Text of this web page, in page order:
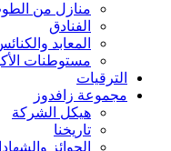
منازل من
الفنادق
المعابد
مستوطنات
الترقيات
مجموعة زافدوز
هيكل الشركة
تاريخنا
الجوائز